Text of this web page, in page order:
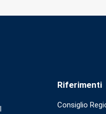
Riferimenti
Consiglio